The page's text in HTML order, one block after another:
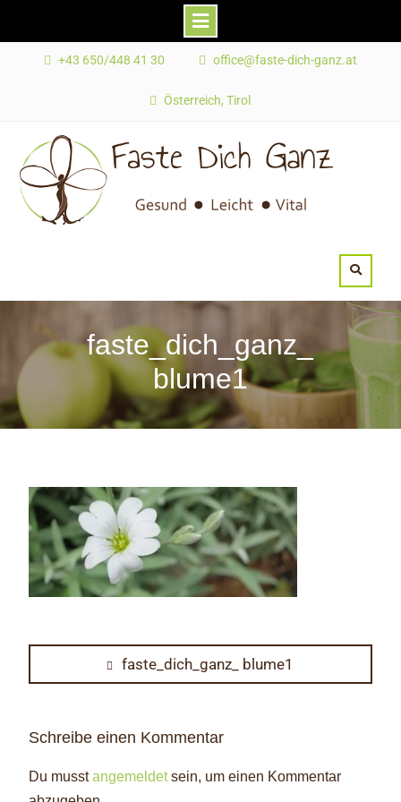
+43 650/448 41 30 office@faste-dich-ganz.at
Österreich, Tirol
faste_dich_ganz_
blume1
Beitragsnavigation
Previous
post:
faste_dich_ganz_ blume1
Schreibe einen Kommentar
Du musstangemeldetsein, um einen Kommentar